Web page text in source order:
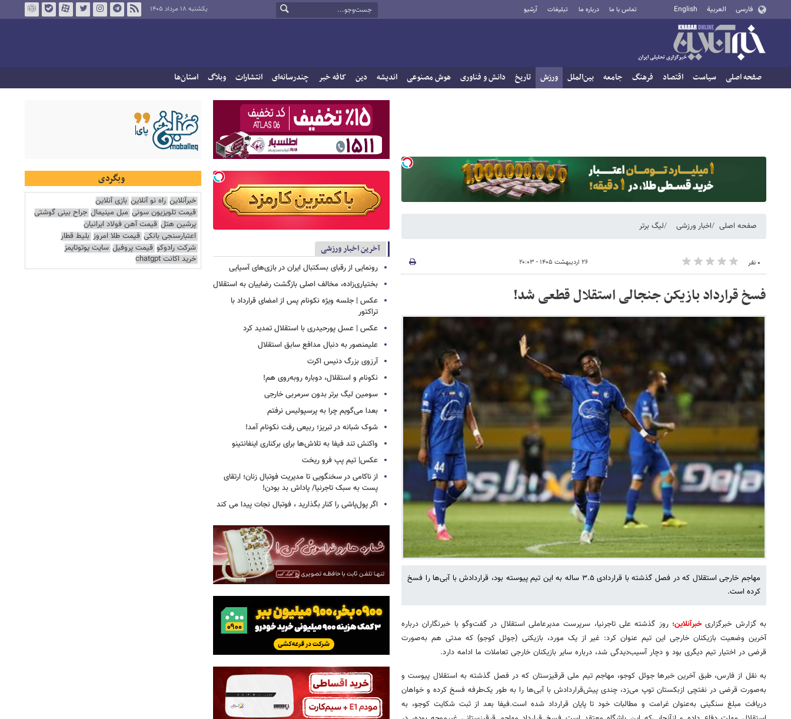
فارسی العربية English تماس با ما درباره ما تبلیغات آرشیو یکشنبه ۱۸ مرداد ۱۴۰۵
صفحه اصلی سیاست اقتصاد فرهنگ جامعه بین‌الملل ورزش تاریخ دانش و فناوری هوش مصنوعی اندیشه دین کافه خبر چندرسانه‌ای انتشارات وبلاگ استان‌ها
صفحه اصلی اخبار ورزشی لیگ برتر
۰ نفر ۲۶ اردیبهشت ۱۴۰۵ - ۲۰:۰۳
فسخ قرارداد بازیکن جنجالی استقلال قطعی شد!
مهاجم خارجی استقلال که در فصل گذشته با قراردادی ۳.۵ ساله به این تیم پیوسته بود، قراردادش با آبی‌ها را فسخ
کرده است.
به گزارش خبرگزاریخبرآنلاین؛روز گذشته علی تاجرنیا، سرپرست مدیرعاملی استقلال در گفت‌وگو با خبرنگاران درباره
آخرین وضعیت بازیکنان خارجی این تیم عنوان کرد: غیر از یک مورد، بازیکنی (جوئل کوجو) که مدتی هم به‌صورت
قرضی در اختیار تیم دیگری بود و دچار آسیب‌دیدگی شد، درباره سایر بازیکنان خارجی تعاملات ما ادامه دارد.
به نقل از فارس،طبق آخرین خبرها جوئل کوجو، مهاجم تیم ملی قرقیزستان که در فصل گذشته به استقلال پیوست و
به‌صورت قرضی در نفتچی ازبکستان توپ می‌زد، چندی پیش‌قراردادش با آبی‌ها را به طور یک‌طرفه فسخ کرده و خواهان
دریافت مبلغ سنگینی به‌عنوان غرامت و مطالبات خود تا پایان قرارداد شده است.فیفا بعد از ثبت شکایت کوجو، به
آخرین اخبار ورزشی
رونمایی از رقبای بسکتبال ایران در بازی‌های آسیایی
بختیاری‌زاده، مخالف اصلی بازگشت رضاییان به استقلال
عکس | جلسه ویژه نکونام پس از امضای قرارداد با
تراکتور
عکس | عسل پورحیدری با استقلال تمدید کرد
علیمنصور به دنبال مدافع سابق استقلال
آرزوی بزرگ دنیس اکرت
نکونام و استقلال، دوباره روبه‌روی هم!
سومین لیگ برتر بدون سرمربی خارجی
بعدا می‌گویم چرا به پرسپولیس نرفتم
شوک شبانه در تبریز؛ ربیعی رفت نکونام آمد!
واکنش تند فیفا به تلاش‌ها برای برکناری اینفانتینو
عکس| تیم پپ فرو ریخت
از ناکامی در سخنگویی تا مدیریت فوتبال زنان؛ ارتقای
پست به سبک تاجرنیا/ پاداش بد بودن!
اگر پول‌پاشی را کنار بگذارید ، فوتبال نجات پیدا می کند
وبگردی
خبرآنلاین راه نو آنلاین بازی آنلاین
قیمت تلویزیون سونی مبل مینیمال جراح بینی گوشتی
پرشین هتل قیمت آهن فولاد ایرانیان
اعتبارسنجی بانکی قیمت طلا امروز بلیط قطار
شرکت رادوکو قیمت پروفیل سایت یوتوتایمز
خرید اکانت chatgpt